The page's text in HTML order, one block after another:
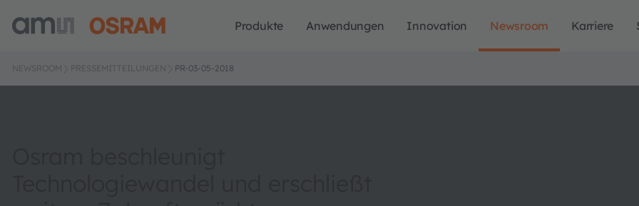
Produkte Anwendungen Innovation Newsroom Karriere
NEWSROOM PRESSEMITTEILUNGEN PR-03-05-2018